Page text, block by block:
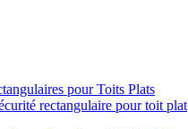
pour Toits Plats
rectangulaire pour toit plat